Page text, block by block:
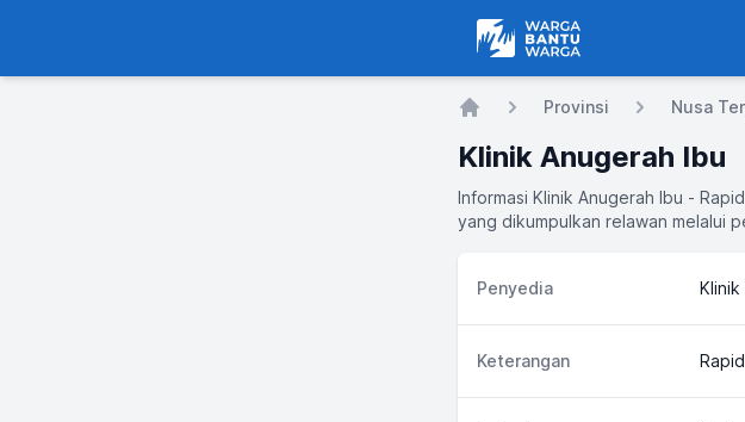
Warga Bantu Warga
Provinsi Nusa
Klinik Anugerah Ibu
Informasi Klinik Anugerah Ibu -
yang dikumpulkan relawan melalui
Penyedia Klinik
Keterangan